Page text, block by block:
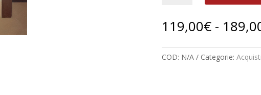
quantità
119,00€ -
COD: N/A Categorie: Acquisti